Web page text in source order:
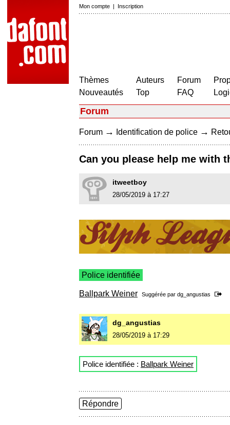
Mon compte | Inscription
Thèmes
Nouveautés
Auteurs
Top
Forum
FAQ
Forum
Forum → Identification de police →
Can you please help me with
itweetboy
28/05/2019 à 17:27
Police identifiée
Ballpark Weiner Suggérée par dg_angustias
dg_angustias
28/05/2019 à 17:29
Police identifiée : Ballpark Weiner
Répondre